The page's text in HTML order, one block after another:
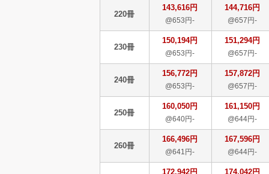
220冊
143,616円
@653円-
144,716円
@657円-
230冊
150,194円
@653円-
151,294円
@657円-
240冊
156,772円
@653円-
157,872円
@657円-
250冊
160,050円
@640円-
161,150円
@644円-
260冊
166,496円
@641円-
167,596円
@644円-
172,942円 174,042円